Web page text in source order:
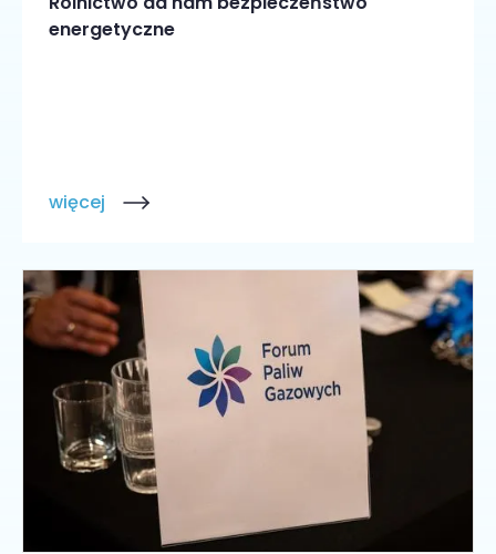
energetyczne
więcej